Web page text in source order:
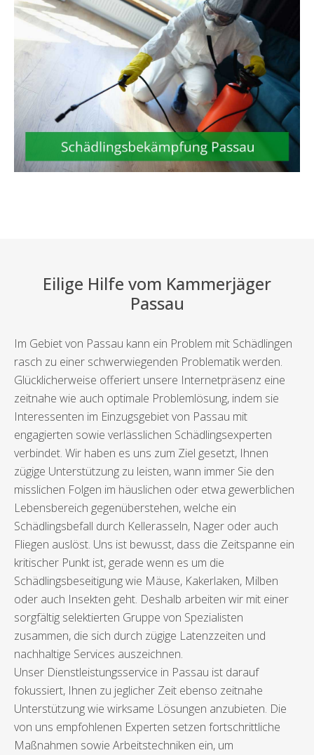
Eilige Hilfe vom Kammerjäger
Passau
Im Gebiet von Passau kann ein Problem mit Schädlingen
rasch zu einer schwerwiegenden Problematik werden.
Glücklicherweise offeriert unsere Internetpräsenz eine
zeitnahe wie auch optimale Problemlösung, indem sie
Interessenten im Einzugsgebiet von Passau mit
engagierten sowie verlässlichen Schädlingsexperten
verbindet. Wir haben es uns zum Ziel gesetzt, Ihnen
zügige Unterstützung zu leisten, wann immer Sie den
misslichen Folgen im häuslichen oder etwa gewerblichen
Lebensbereich gegenüberstehen, welche ein
Schädlingsbefall durch Kellerasseln, Nager oder auch
Fliegen auslöst. Uns ist bewusst, dass die Zeitspanne ein
kritischer Punkt ist, gerade wenn es um die
Schädlingsbeseitigung wie Mäuse, Kakerlaken, Milben
oder auch Insekten geht. Deshalb arbeiten wir mit einer
sorgfältig selektierten Gruppe von Spezialisten
zusammen, die sich durch zügige Latenzzeiten und
nachhaltige Services auszeichnen.
Unser Dienstleistungsservice in Passau ist darauf
fokussiert, Ihnen zu jeglicher Zeit ebenso zeitnahe
Unterstützung wie wirksame Lösungen anzubieten. Die
von uns empfohlenen Experten setzen fortschrittliche
Maßnahmen sowie Arbeitstechniken ein, um